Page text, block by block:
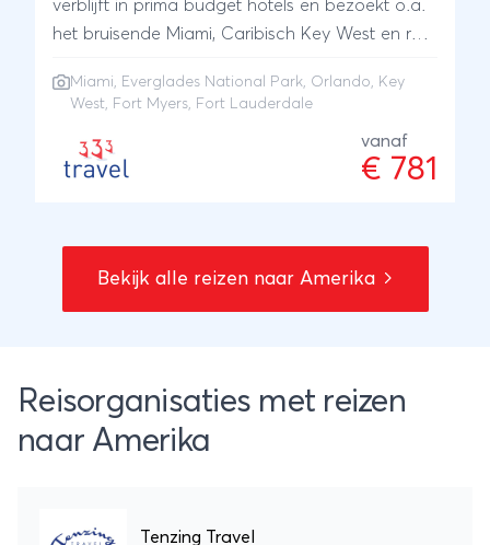
verblijft in prima budget hotels en bezoekt o.a.
het bruisende Miami, Caribisch Key West en reist
Fort Lauderdale.
Miami, Everglades National Park, Orlando, Key
West, Fort Myers, Fort Lauderdale
vanaf
€ 781
Bekijk alle reizen naar Amerika
Reisorganisaties met reizen
naar Amerika
Tenzing Travel